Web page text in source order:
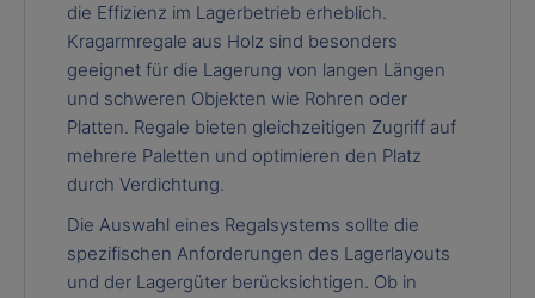
die Effizienz im Lagerbetrieb erheblich.
Kragarmregale aus Holz sind besonders
geeignet für die Lagerung von langen Längen
und schweren Objekten wie Rohren oder
Platten. Regale bieten gleichzeitigen Zugriff auf
mehrere Paletten und optimieren den Platz
durch Verdichtung.
Die Auswahl eines Regalsystems sollte die
spezifischen Anforderungen des Lagerlayouts
und der Lagergüter berücksichtigen. Ob in